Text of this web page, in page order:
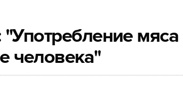
мяса
человека"